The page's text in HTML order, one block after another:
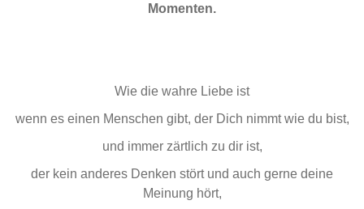
Momenten.
Wie die wahre Liebe ist
wenn es einen Menschen gibt, der Dich nimmt wie du bist,
und immer zärtlich zu dir ist,
der kein anderes Denken stört und auch gerne deine
Meinung hört,